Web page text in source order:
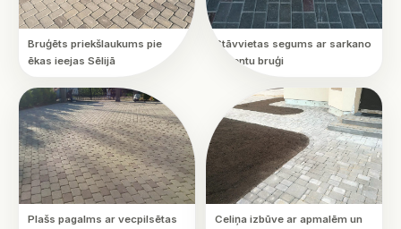
Bruģēts priekšlaukums pie
ēkas ieejas Sēlijā
Stāvvietas segums ar sarkano
akcentu bruģi
Plašs pagalms ar vecpilsētas
Celiņa izbūve ar apmalēm un